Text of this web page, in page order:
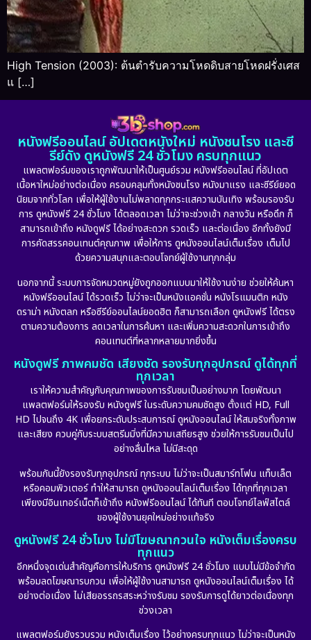
High Tension (2003): ต้นตำรับความโหดดิบสายโหดฝรั่งเศส
แ […]
หนังฟรีออนไลน์ อัปเดตหนังใหม่ หนังชนโรง และซี
รีย์ดัง ดูหนังฟรี 24 ชั่วโมง ครบทุกแนว
แพลตฟอร์มของเราถูกพัฒนาให้เป็นศูนย์รวม หนังฟรีออนไลน์ ที่อัปเดต
เนื้อหาใหม่อย่างต่อเนื่อง ครอบคลุมทั้งหนังชนโรง หนังมาแรง และซีรีย์ยอด
นิยมจากทั่วโลก เพื่อให้ผู้ใช้งานไม่พลาดทุกกระแสความบันเทิง พร้อมรองรับ
การ ดูหนังฟรี 24 ชั่วโมง ได้ตลอดเวลา ไม่ว่าจะช่วงเช้า กลางวัน หรือดึก ก็
สามารถเข้าถึง หนังดูฟรี ได้อย่างสะดวก รวดเร็ว และต่อเนื่อง อีกทั้งยังมี
การคัดสรรคอนเทนต์คุณภาพ เพื่อให้การ ดูหนังออนไลน์เต็มเรื่อง เต็มไป
ด้วยความสนุกและตอบโจทย์ผู้ใช้งานทุกกลุ่ม
นอกจากนี้ ระบบการจัดหมวดหมู่ยังถูกออกแบบมาให้ใช้งานง่าย ช่วยให้ค้นหา
หนังฟรีออนไลน์ ได้รวดเร็ว ไม่ว่าจะเป็นหนังแอคชั่น หนังโรแมนติก หนัง
ดราม่า หนังตลก หรือซีรีย์ออนไลน์ยอดฮิต ก็สามารถเลือก ดูหนังฟรี ได้ตรง
ตามความต้องการ ลดเวลาในการค้นหา และเพิ่มความสะดวกในการเข้าถึง
คอนเทนต์ที่หลากหลายมากยิ่งขึ้น
หนังดูฟรี ภาพคมชัด เสียงชัด รองรับทุกอุปกรณ์ ดูได้ทุกที่
ทุกเวลา
เราให้ความสำคัญกับคุณภาพของการรับชมเป็นอย่างมาก โดยพัฒนา
แพลตฟอร์มให้รองรับ หนังดูฟรี ในระดับความคมชัดสูง ตั้งแต่ HD, Full
HD ไปจนถึง 4K เพื่อยกระดับประสบการณ์ ดูหนังออนไลน์ ให้สมจริงทั้งภาพ
และเสียง ควบคู่กับระบบสตรีมมิ่งที่มีความเสถียรสูง ช่วยให้การรับชมเป็นไป
อย่างลื่นไหล ไม่มีสะดุด
พร้อมกันนี้ยังรองรับทุกอุปกรณ์ ทุกระบบ ไม่ว่าจะเป็นสมาร์ทโฟน แท็บเล็ต
หรือคอมพิวเตอร์ ทำให้สามารถ ดูหนังออนไลน์เต็มเรื่อง ได้ทุกที่ทุกเวลา
เพียงมีอินเทอร์เน็ตก็เข้าถึง หนังฟรีออนไลน์ ได้ทันที ตอบโจทย์ไลฟ์สไตล์
ของผู้ใช้งานยุคใหม่อย่างแท้จริง
ดูหนังฟรี 24 ชั่วโมง ไม่มีโฆษณากวนใจ หนังเต็มเรื่องครบ
ทุกแนว
อีกหนึ่งจุดเด่นสำคัญคือการให้บริการ ดูหนังฟรี 24 ชั่วโมง แบบไม่มีข้อจำกัด
พร้อมลดโฆษณารบกวน เพื่อให้ผู้ใช้งานสามารถ ดูหนังออนไลน์เต็มเรื่อง ได้
อย่างต่อเนื่อง ไม่เสียอรรถรสระหว่างรับชม รองรับการดูได้ยาวต่อเนื่องทุก
ช่วงเวลา
แพลตฟอร์มยังรวบรวม หนังเต็มเรื่อง ไว้อย่างครบทุกแนว ไม่ว่าจะเป็นหนัง